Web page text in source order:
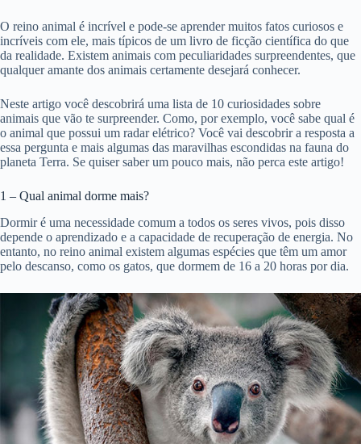
O reino animal é incrível e pode-se aprender muitos fatos curiosos e
incríveis com ele, mais típicos de um livro de ficção científica do que
da realidade. Existem animais com peculiaridades surpreendentes, que
qualquer amante dos animais certamente desejará conhecer.
Neste artigo você descobrirá uma lista de 10 curiosidades sobre
animais que vão te surpreender. Como, por exemplo, você sabe qual é
o animal que possui um radar elétrico? Você vai descobrir a resposta a
essa pergunta e mais algumas das maravilhas escondidas na fauna do
planeta Terra. Se quiser saber um pouco mais, não perca este artigo!
1 – Qual animal dorme mais?
Dormir é uma necessidade comum a todos os seres vivos, pois disso
depende o aprendizado e a capacidade de recuperação de energia. No
entanto, no reino animal existem algumas espécies que têm um amor
pelo descanso, como os gatos, que dormem de 16 a 20 horas por dia.